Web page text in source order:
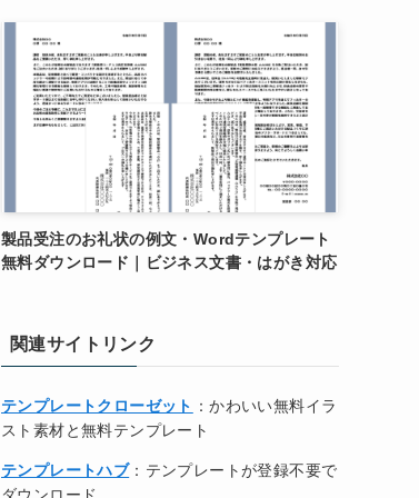
製品受注のお礼状の例文・Wordテンプレート
無料ダウンロード｜ビジネス文書・はがき対応
関連サイトリンク
テンプレートクローゼット ：かわいい無料イラ
スト素材と無料テンプレート
テンプレートハブ：テンプレートが登録不要で